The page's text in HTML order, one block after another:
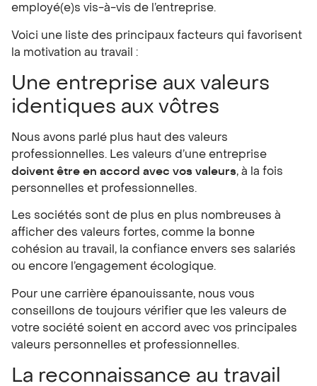
employé(e)s vis-à-vis de l’entreprise.
Voici une liste des principaux facteurs qui favorisent
la motivation au travail :
Une entreprise aux valeurs
identiques aux vôtres
Nous avons parlé plus haut des valeurs
professionnelles. Les valeurs d’une entreprise
doivent être en accord avec vos valeurs, à la fois
personnelles et professionnelles.
Les sociétés sont de plus en plus nombreuses à
afficher des valeurs fortes, comme la bonne
cohésion au travail, la confiance envers ses salariés
ou encore l’engagement écologique.
Pour une carrière épanouissante, nous vous
conseillons de toujours vérifier que les valeurs de
votre société soient en accord avec vos principales
valeurs personnelles et professionnelles.
La reconnaissance au travail